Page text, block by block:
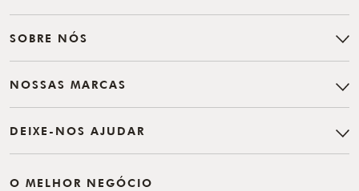
SOBRE NÓS
NOSSAS MARCAS
DEIXE-NOS AJUDAR
O MELHOR NEGÓCIO